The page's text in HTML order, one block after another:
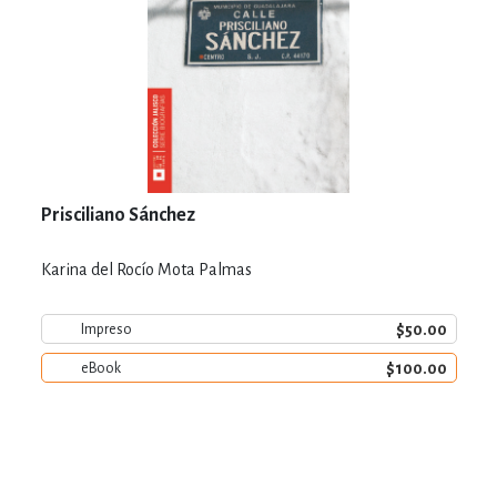
Prisciliano Sánchez
Karina del Rocío Mota Palmas
Impreso $50.00
eBook $100.00